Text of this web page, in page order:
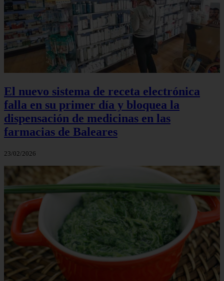
El nuevo sistema de receta electrónica
falla en su primer día y bloquea la
dispensación de medicinas en las
farmacias de Baleares
23/02/2026